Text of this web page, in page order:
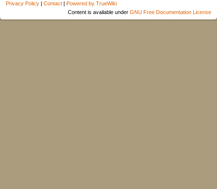
Privacy Policy | Contact | Powered by TrueWiki
Content is available under GNU Free Documentation License